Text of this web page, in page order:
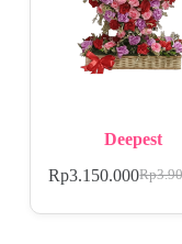
Deepest
Rp
Rp3.150.000